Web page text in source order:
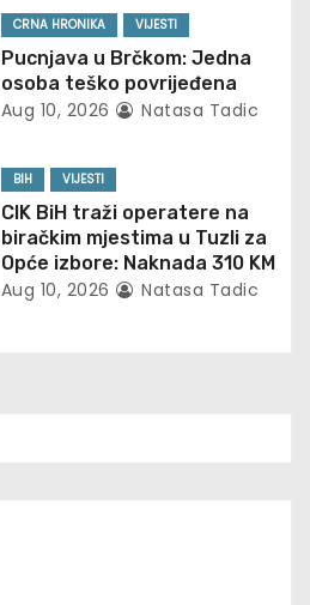
CRNA HRONIKA VIJESTI
Pucnjava u Brčkom: Jedna
osoba teško povrijeđena
Aug 10, 2026 Natasa Tadic
BIH VIJESTI
CIK BiH traži operatere na
biračkim mjestima u Tuzli za
Opće izbore: Naknada 310 KM
Aug 10, 2026 Natasa Tadic